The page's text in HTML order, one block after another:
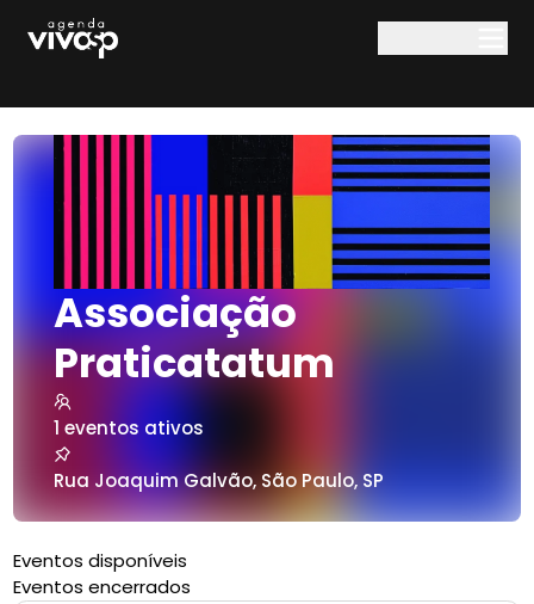
Associação
Praticatatum
1 eventos ativos
Rua Joaquim Galvão, São Paulo, SP
Eventos disponíveis
Eventos encerrados